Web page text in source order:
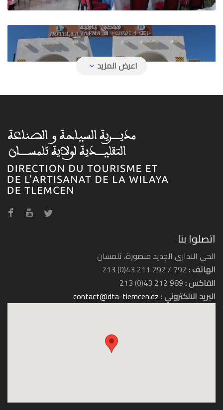
فندق تافنة
فندق حمام بوغرارة
فندق الرياض
اتصلوا بنا
الحي الاداري الجديد منصورة، تلمسان
الهاتف :792 / 292 211 43(0) 213
الفاكس :989 212 43(0) 213
البريد الالكتروني :contact@dta-tlemcen.dz